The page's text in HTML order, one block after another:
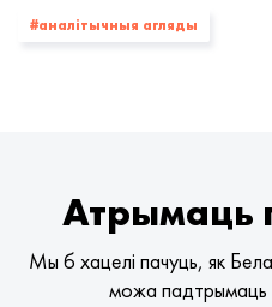
#аналітычныя агляды
Атрымаць
Мы б хацелі пачуць, як
можа падтрымаць